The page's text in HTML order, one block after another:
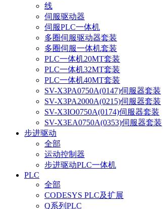
线
伺服驱动器
伺服PLC一体机
多圈伺服驱动器套装
多圈伺服一体机套装
PLC一体机20MT套装
PLC一体机32MT套装
PLC一体机40MT套装
SV-X3PA0750A(0147)伺服器套装
SV-X3PA2000A(0215)伺服器套装
SV-X3IO0750A(0174)伺服器套装
SV-X3EA0750A(0353)伺服器套装
步进驱动
全部
运动控制器
步进驱动PLC一体机
PLC
全部
CODESYS PLC及扩展
Q系列PLC